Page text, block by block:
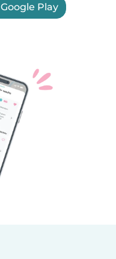
Google Play